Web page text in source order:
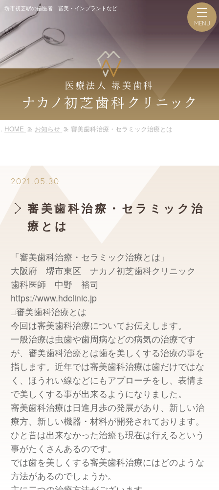
堺市初芝駅の歯医者 審美・インプラントなど
医療法人 堺美歯科
ナカノ 初芝歯科 クリニック
HOME お知らせ 審美歯科治療・セラミック治療とは
2021.05.30
審美歯科治療・セラミック治
療とは
「審美歯科治療・セラミック治療とは」
大阪府 堺市東区 ナカノ初芝歯科クリニック
歯科医師 中野 裕司
https://
⬜︎審美歯科治療とは
今回は審美歯科治療についてお伝えします。
一般治療は虫歯や歯周病などの病気の治療です
が、審美歯科治療とは歯を美しくする治療の事を
指します。近年では審美歯科治療は歯だけではな
く、ほうれい線などにもアプローチをし、表情ま
で美しくする事が出来るようになりました。
審美歯科治療は日進月歩の発展があり、新しい治
療方、新しい機器・材料が開発されております。
ひと昔は出来なかった治療も現在は行えるという
事がたくさんあるのです。
では歯を美しくする審美歯科治療にはどのような
方法があるのでしょうか。